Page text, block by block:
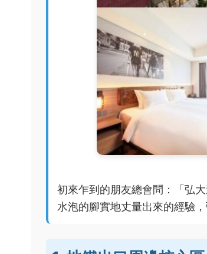
初來乍到的朋友總會問：「弘
水泡的腳實地丈量出來的經驗